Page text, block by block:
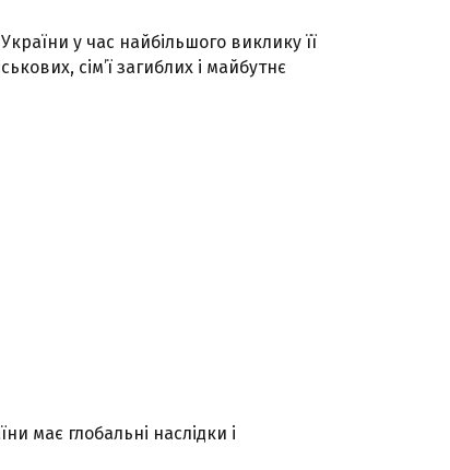
у час найбільшого виклику її
сім’ї загиблих і майбутнє
має глобальні наслідки і